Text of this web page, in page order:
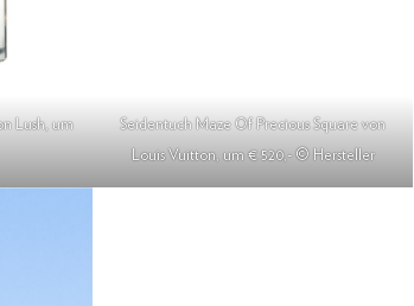
Lush, um
Seidentuch Maze Of Precious Square von
Louis Vuitton, um € 520,- © Hersteller